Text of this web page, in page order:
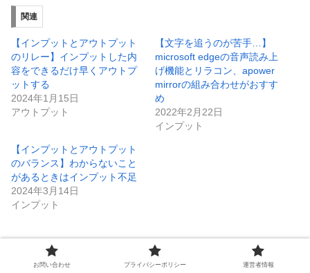
関連
【インプットとアウトプット
のリレー】インプットした内
容をできるだけ早くアウトプ
ットする
2024年1月15日
アウトプット
【文字を追うのが苦手…】
microsoft edgeの音声読み上
げ機能とリラコン、apower
mirrorの組み合わせがおすす
め
2022年2月22日
インプット
【インプットとアウトプット
のバランス】わからないこと
があるときはインプット不足
2024年3月14日
インプット
お問い合わせ プライバシーポリシー 運営者情報